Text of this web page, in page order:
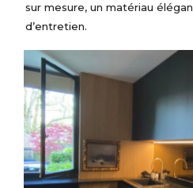
sur mesure, un matériau
d’entretien.